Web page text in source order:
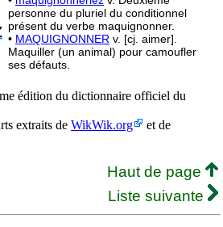
personne du pluriel du conditionnel
présent du verbe maquignonner.
• MAQUIGNONNER v. [cj. aimer].
Maquiller (un animal) pour camoufler
ses défauts.
édition du dictionnaire officiel du
extraits de WikWik.org
et de
Haut de page
Liste suivante